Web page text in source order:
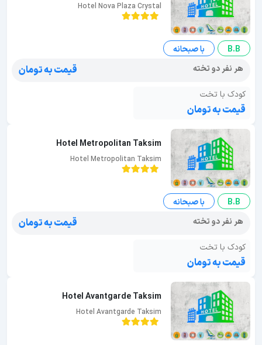
Hotel Nova Plaza Crystal
B.B
با صبحانه
هر نفر دو تخته
قیمت به تومان
کودک با تخت
قیمت به تومان
Hotel Metropolitan Taksim
Hotel Metropolitan Taksim
B.B
با صبحانه
هر نفر دو تخته
قیمت به تومان
کودک با تخت
قیمت به تومان
Hotel Avantgarde Taksim
Hotel Avantgarde Taksim